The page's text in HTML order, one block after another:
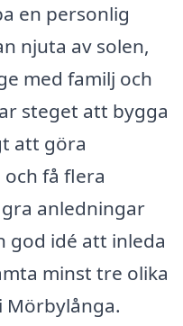
en personlig
njuta av solen,
med familj och
steget att bygga
att göra
få flera
anledningar
god idé att inleda
minst tre olika
Mörbylånga.